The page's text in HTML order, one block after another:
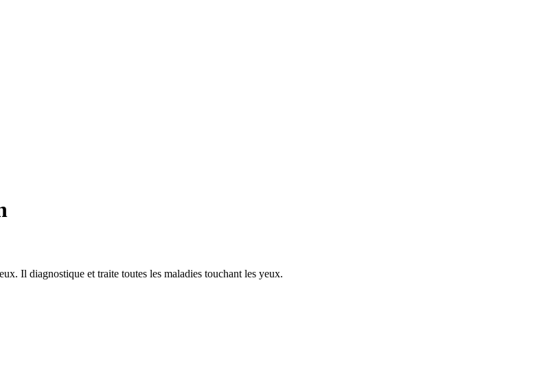
Il diagnostique et traite toutes les maladies touchant les yeux.